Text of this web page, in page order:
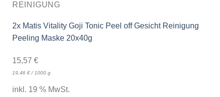
REINIGUNG
2x Matis Vitality Goji Tonic Peel off Gesicht Reinigung
Peeling Maske 20x40g
15,57 €
19,46 €/ 1000 g
inkl. 19 % MwSt.